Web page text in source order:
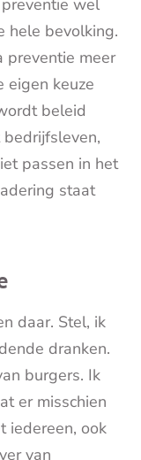
wel
hele bevolking.
preventie meer
eigen keuze
beleid
passen in het
staat
daar. Stel, ik
dranken.
burgers. Ik
er misschien
iedereen, ook
van